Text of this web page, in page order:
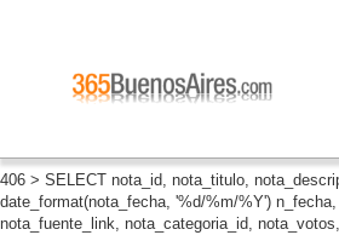
406 > SELECT nota_id, nota_titulo,
date_format(nota_fecha, '%d/%m/%Y')
nota_fuente_link, nota_categoria_id,